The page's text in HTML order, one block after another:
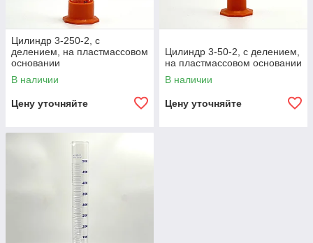
Цилиндр 3-250-2, с
делением, на пластмассовом
основании
В наличии
Цену уточняйте
Цилиндр 3-50-2, с делением,
на пластмассовом основании
В наличии
Цену уточняйте